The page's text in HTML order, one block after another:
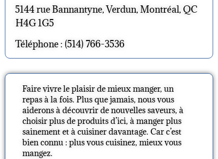
5144 rue Bannantyne, Verdun, Montréal, QC
H4G 1G5
Téléphone : (514) 766-3536
Faire vivre le plaisir de mieux manger, un
repas à la fois. Plus que jamais, nous vous
aiderons à découvrir de nouvelles saveurs, à
choisir plus de produits d’ici, à manger plus
sainement et à cuisiner davantage. Car c’est
bien connu : plus vous cuisinez, mieux vous
mangez.